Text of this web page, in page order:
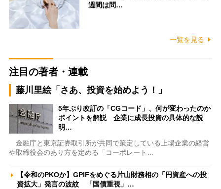
週間は問…
一覧を見る
注目の著者・連載
藤川里絵「さあ、投資を始めよう！」
5年ぶり改訂の「CGコード」、何が変わったのか
ポイントを解説 企業に成長投資の具体的な説
明…
金融庁と東京証券取引所が共同で策定している上場企業の経営
や取締役会のあり方を定める「コーポレート…
【令和のPKOか】GPIFをめぐる片山財務相の「円資産への投
資拡大」発言の波紋 「国債重視」…